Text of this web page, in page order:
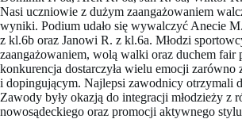
Nasi uczniowie z dużym zaangażowaniem
wyniki. Podium udało się wywalczyć Anecie
z kl.6b oraz Janowi R. z kl.6a. Młodzi
zaangażowaniem, wolą walki oraz duchem fair
konkurencja dostarczyła wielu emocji zarówno
i dopingującym. Najlepsi zawodnicy otrzymali
Zawody były okazją do integracji młodzieży z
nowosądeckiego oraz promocji aktywnego